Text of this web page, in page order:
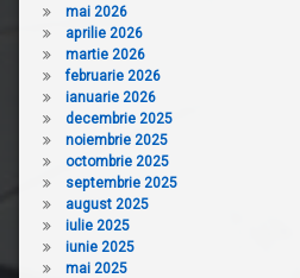
mai 2026
aprilie 2026
martie 2026
februarie 2026
ianuarie 2026
decembrie 2025
noiembrie 2025
octombrie 2025
septembrie 2025
august 2025
iulie 2025
iunie 2025
mai 2025